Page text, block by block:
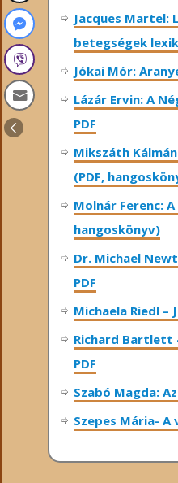
Jacques Martel:
betegségek
Jókai Mór:
Lázár Ervin: A
PDF
Mikszáth
(PDF,
Molnár Ferenc:
hangoskönyv)
Dr. Michael
PDF
Michaela Riedl –
Richard Bartlett
PDF
Szabó Magda:
Szepes Mária- A